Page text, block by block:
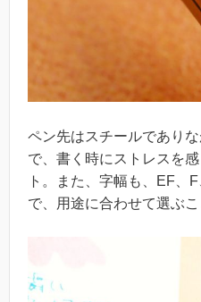
ペン先はスチールであり
で、書く時にストレスを
ト。また、字幅も、EF、
で、用途に合わせて選ぶ